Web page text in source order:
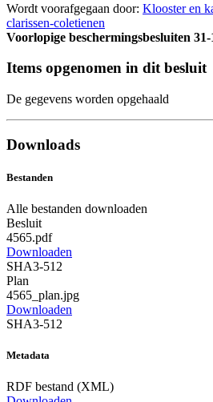
Wordt voorafgegaan door: Klooster en
clarissen-coletienen
Voorlopige beschermingsbesluiten 31-
Items opgenomen in dit besluit
De gegevens worden opgehaald
Downloads
Bestanden
Alle bestanden downloaden
Besluit
4565.pdf
Downloaden
SHA3-512
Plan
4565_plan.jpg
Downloaden
SHA3-512
Metadata
RDF bestand (XML)